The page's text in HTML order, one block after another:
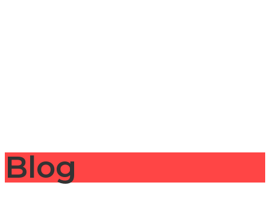
Blog